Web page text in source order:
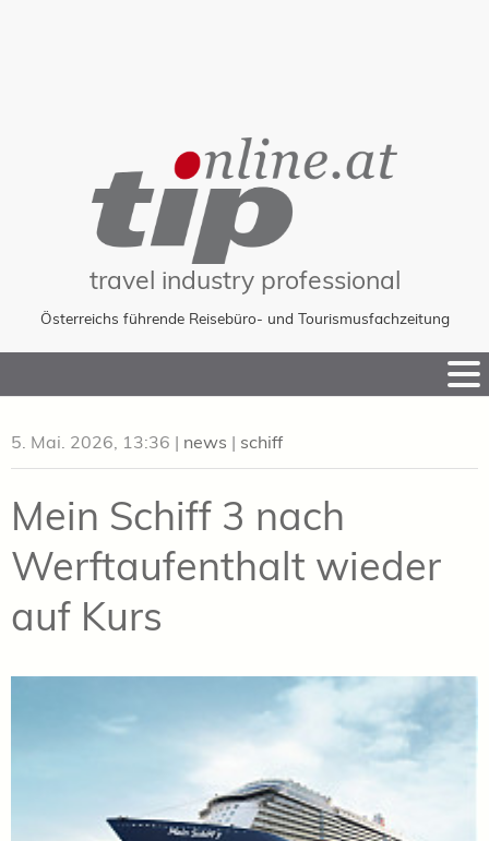
travel industry professional
Österreichs führende Reisebüro- und Tourismusfachzeitung
to
5. Mai. 2026, 13:36 | news | schiff
Mein Schiff 3 nach
Werftaufenthalt wieder
auf Kurs